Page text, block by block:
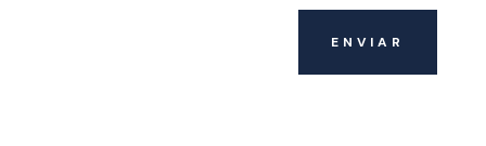
ENVIAR